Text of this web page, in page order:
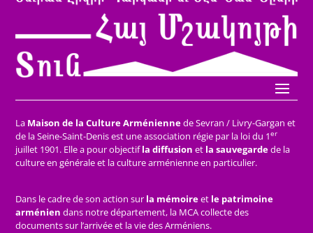
La Maison de la Culture Arméniennede Sevran / Livry-Gargan et
de la Seine-Saint-Denis est une association régie par la loi du 1er
juillet 1901. Elle a pour objectifla diffusion et la sauvegardede la
culture en générale et la culture arménienne en particulier.
Dans le cadre de son action sur la mémoireet le patrimoine
arménien dans notre département, la MCA collecte des
documents sur l’arrivée et la vie des Arméniens.